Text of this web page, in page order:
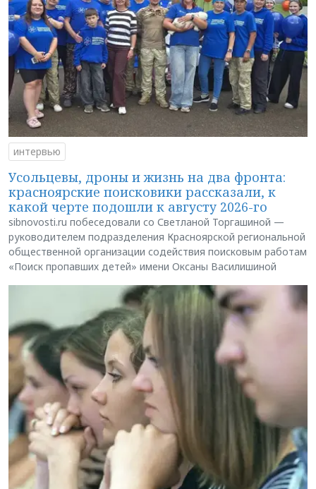
интервью
Усольцевы, дроны и жизнь на два фронта:
красноярские поисковики рассказали, к
какой черте подошли к августу 2026-го
sibnovosti.ru побеседовали со Светланой Торгашиной —
руководителем подразделения Красноярской региональной
общественной организации содействия поисковым работам
«Поиск пропавших детей» имени Оксаны Василишиной